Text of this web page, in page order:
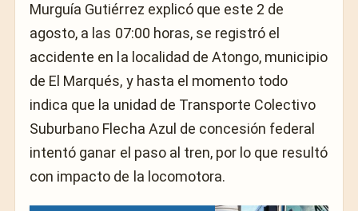
Murguía Gutiérrez explicó que este 2 de
agosto, a las 07:00 horas, se registró el
accidente en la localidad de Atongo, municipio
de El Marqués, y hasta el momento todo
indica que la unidad de Transporte Colectivo
Suburbano Flecha Azul de concesión federal
intentó ganar el paso al tren, por lo que resultó
con impacto de la locomotora.